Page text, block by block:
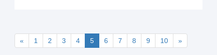
« 1 2 3 4 5 6 7 8 9 10 »